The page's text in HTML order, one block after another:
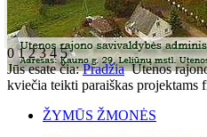
012345
Jūs esate čia:Pradžia Utenos
kviečia teikti paraiškas projektams
ŽYMŪS ŽMONĖS